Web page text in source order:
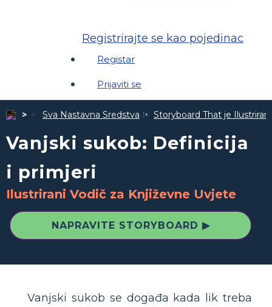
Registrirajte se kao pojedinac
Registar
Prijaviti se
Sva Nastavna Sredstva Storyboard That je
Vanjski sukob: Definicija
i primjeri
Ilustrirani Vodič za Književne Uvjete
NAPRAVITE STORYBOARD ▶
Vanjski sukob se događa kada lik treba